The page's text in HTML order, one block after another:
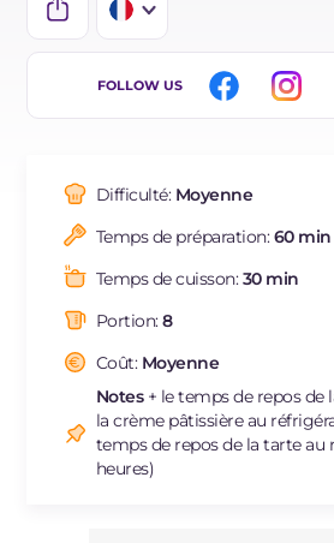
IT
ES
BR
NL
FOLLOW US
Difficulté: Moyenne
Temps de préparation:60 min
Temps de cuisson:30 min
Portion:8
Coût: Moyenne
Notes+ le temps de repos de
la crème pâtissière au
temps de repos de la tarte au
heures)